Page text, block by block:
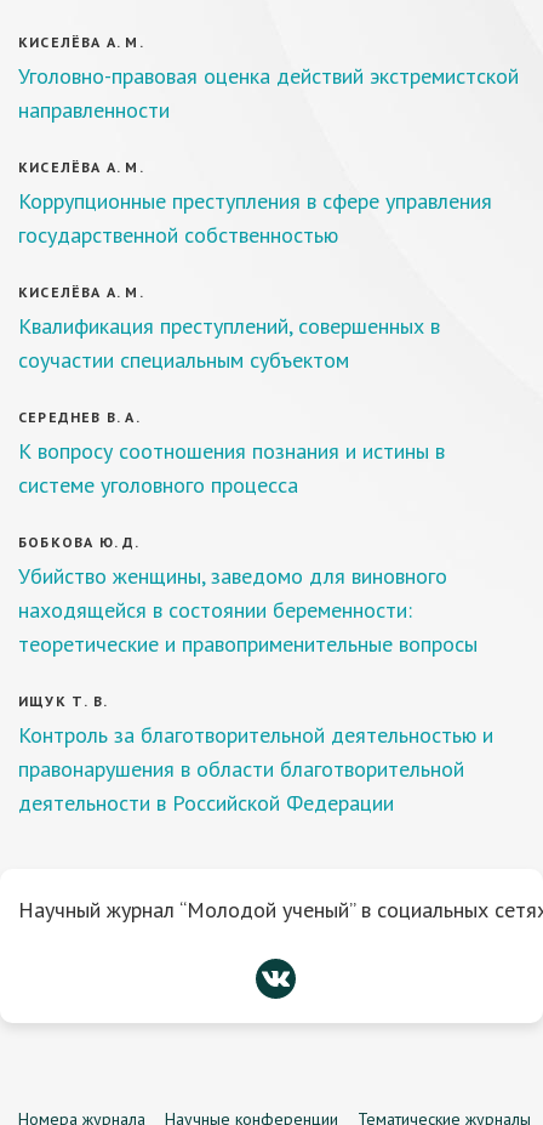
КИСЕЛЁВА А. М.
Уголовно-правовая оценка действий экстремистской
направленности
КИСЕЛЁВА А. М.
Коррупционные преступления в сфере управления
государственной собственностью
КИСЕЛЁВА А. М.
Квалификация преступлений, совершенных в
соучастии специальным субъектом
СЕРЕДНЕВ В. А.
К вопросу соотношения познания и истины в
системе уголовного процесса
БОБКОВА Ю. Д.
Убийство женщины, заведомо для виновного
находящейся в состоянии беременности:
теоретические и правоприменительные вопросы
ИЩУК Т. В.
Контроль за благотворительной деятельностью и
правонарушения в области благотворительной
деятельности в Российской Федерации
Научный журнал “Молодой ученый” в социальных
Номера журнала Научные конференции Тематические журналы